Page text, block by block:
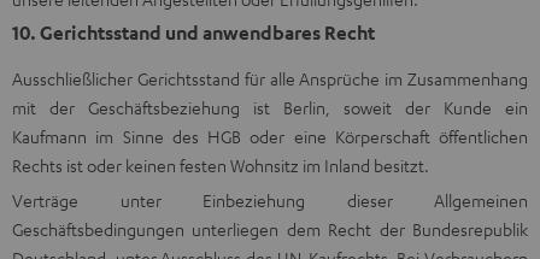
10. Gerichtsstand und anwendbares Recht
Ausschließlicher Gerichtsstand für alle Ansprüche im Zusammenhang
mit der Geschäftsbeziehung ist Berlin, soweit der Kunde ein
Kaufmann im Sinne des HGB oder eine Körperschaft öffentlichen
Rechts ist oder keinen festen Wohnsitz im Inland besitzt.
Verträge unter Einbeziehung dieser Allgemeinen
Geschäftsbedingungen unterliegen dem Recht der Bundesrepublik